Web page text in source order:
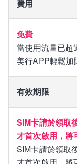
費用
免費
當使用流量已超
有效期限
SIM卡請於領取
SIM卡請於領取